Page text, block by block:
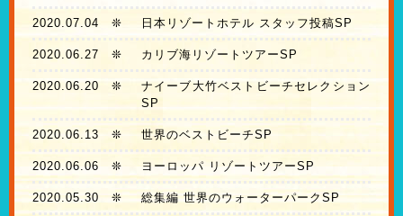
2020.07.04 ❊ 日本リゾートホテル スタッフ投稿SP
2020.06.27 ❊ カリブ海リゾートツアーSP
2020.06.20 ❊
ナイーブ大竹ベストビーチセレクション
SP
2020.06.13 ❊ 世界のベストビーチSP
2020.06.06 ❊ ヨーロッパ リゾートツアーSP
2020.05.30 ❊ 総集編 世界のウォーターパークSP